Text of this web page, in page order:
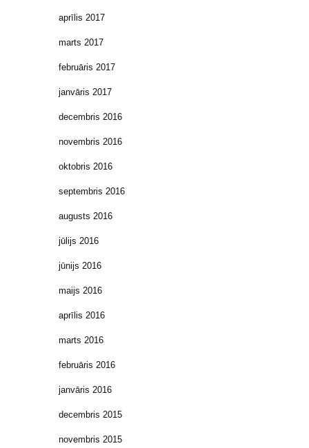
aprīlis 2017
marts 2017
februāris 2017
janvāris 2017
decembris 2016
novembris 2016
oktobris 2016
septembris 2016
augusts 2016
jūlijs 2016
jūnijs 2016
maijs 2016
aprīlis 2016
marts 2016
februāris 2016
janvāris 2016
decembris 2015
novembris 2015